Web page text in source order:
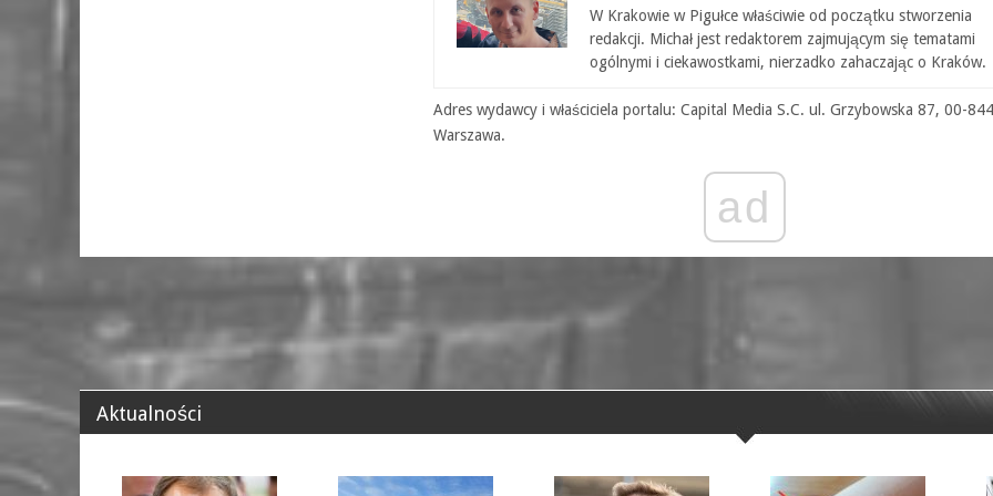
W Krakowie w Pigułce właściwie od początku stworzenia
redakcji. Michał jest redaktorem zajmującym się tematami
ogólnymi i ciekawostkami, nierzadko zahaczając o Kraków.
Adres wydawcy i właściciela portalu: Capital Media S.C. ul. Grzybowska 87, 00-844
Warszawa.
ad
Aktualności